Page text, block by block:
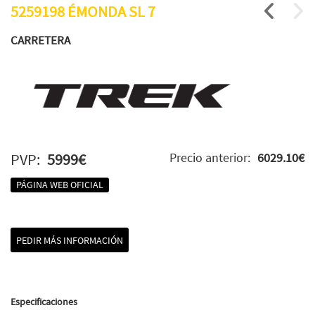
5259198 ÉMONDA SL 7
CARRETERA
PVP: 5999€ Precio anterior: 6029.10€
PÁGINA WEB OFICIAL
PEDIR MÁS INFORMACIÓN
Especificaciones